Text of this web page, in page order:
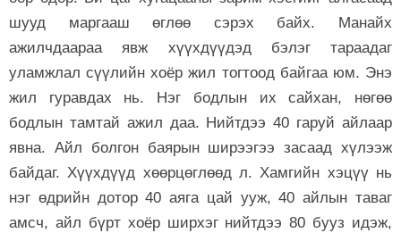
шууд маргааш өглөө сэрэх байх. Манайх
ажилчдаараа явж хүүхдүүдэд бэлэг тараадаг
уламжлал сүүлийн хоёр жил тогтоод байгаа юм. Энэ
жил гуравдах нь. Нэг бодлын их сайхан, нөгөө
бодлын тамтай ажил даа. Нийтдээ 40 гаруй айлаар
явна. Айл болгон баярын ширээгээ засаад хүлээж
байдаг. Хүүхдүүд хөөрцөглөөд л. Хамгийн хэцүү нь
нэг өдрийн дотор 40 аяга цай ууж, 40 айлын таваг
амсч, айл бүрт хоёр ширхэг нийтдээ 80 бууз идэж,